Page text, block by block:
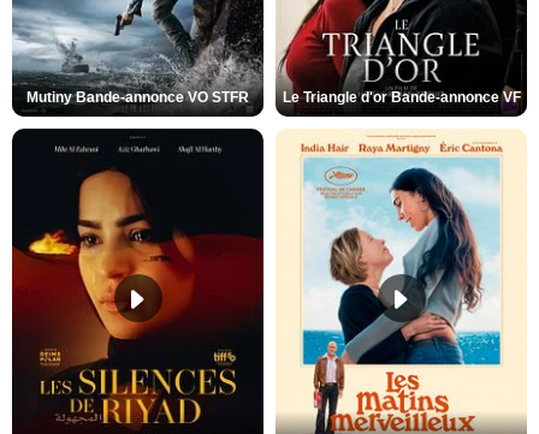
Mutiny Bande-annonce VO STFR Le Triangle d'or Bande-annonce VF